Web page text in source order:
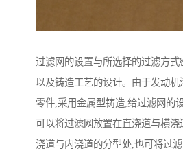
过滤网的设置与所选择的过滤方
以及铸造工艺的设计。由于发动
零件,采用金属型铸造,给过滤网的
可以将过滤网放置在直浇道与横
浇道与内浇道的分型处,也可将过